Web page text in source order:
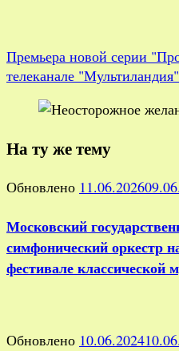
Премьера новой серии
телеканале "Мультиландия"
На ту же тему
Обновлено 11.06.2026
Московский
симфонический оркестр
фестивале классической
Обновлено 10.06.2024